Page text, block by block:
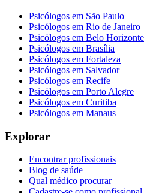
Psicólogos em São Paulo
Psicólogos em Rio de Janeiro
Psicólogos em Belo Horizonte
Psicólogos em Brasília
Psicólogos em Fortaleza
Psicólogos em Salvador
Psicólogos em Recife
Psicólogos em Porto Alegre
Psicólogos em Curitiba
Psicólogos em Manaus
Explorar
Encontrar profissionais
Blog de saúde
Qual médico procurar